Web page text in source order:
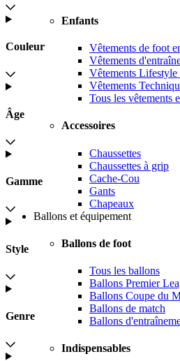
Enfants
Vêtements de foot
Vêtements
Vêtements Lifestyle
Vêtements
Tous les vêtements
Accessoires
Chaussettes
Chaussettes à grip
Cache-Cou
Gants
Chapeaux
Ballons et équipement
Ballons de foot
Tous les ballons
Ballons Premier
Ballons Coupe du
Ballons de match
Ballons
Indispensables
Couleur
Âge
Gamme
Style
Genre